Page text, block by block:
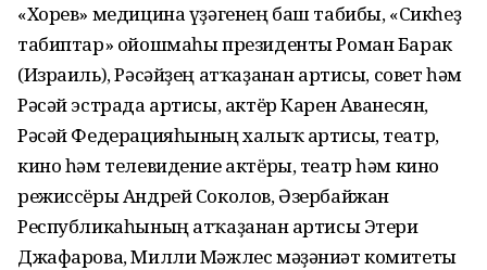
«Хорев» медицина үҙәгенең баш табибы, «Сикһеҙ
табиптар» ойошмаһы президенты Роман Барак
(Израиль), Рәсәйҙең атҡаҙанған артисы, совет һәм
Рәсәй эстрада артисы, актёр Карен Аванесян,
Рәсәй Федерацияһының халыҡ артисы, театр,
кино һәм телевидение актёры, театр һәм кино
режиссёры Андрей Соколов, Әзербайжан
Республикаһының атҡаҙанған артисы Этери
Джафарова, Милли Мәжлес мәҙәниәт комитеты